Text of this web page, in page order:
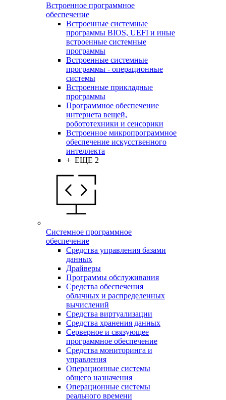
Встроенное программное
обеспечение
Встроенные системные
программы BIOS, UEFI и иные
встроенные системные
программы
Встроенные системные
программы - операционные
системы
Встроенные прикладные
программы
Программное обеспечение
интернета вещей,
робототехники и сенсорики
Встроенное микропрограммное
обеспечение искусственного
интеллекта
+ ЕЩЕ 2
Системное программное
обеспечение
Средства управления базами
данных
Драйверы
Программы обслуживания
Средства обеспечения
облачных и распределенных
вычислений
Средства виртуализации
Средства хранения данных
Серверное и связующее
программное обеспечение
Средства мониторинга и
управления
Операционные системы
общего назначения
Операционные системы
реального времени